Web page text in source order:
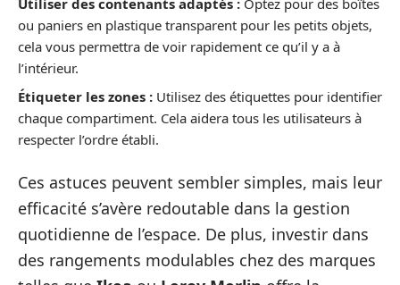
Utiliser des contenants adaptés : Optez pour des boîtes
ou paniers en plastique transparent pour les petits objets,
cela vous permettra de voir rapidement ce qu’il y a à
l’intérieur.
Étiqueter les zones : Utilisez des étiquettes pour identifier
chaque compartiment. Cela aidera tous les utilisateurs à
respecter l’ordre établi.
Ces astuces peuvent sembler simples, mais leur
efficacité s’avère redoutable dans la gestion
quotidienne de l’espace. De plus, investir dans
des rangements modulables chez des marques